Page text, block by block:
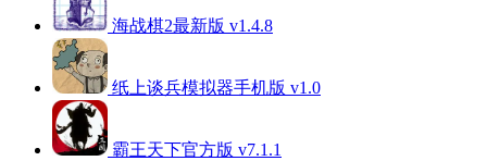
海战棋2最新版 v1.4.8
纸上谈兵模拟器手机版 v1.0
霸王天下官方版 v7.1.1